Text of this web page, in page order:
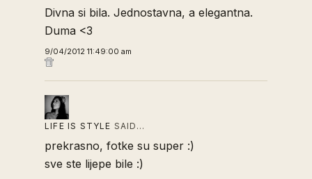
Divna si bila. Jednostavna, a elegantna.
Duma <3
9/04/2012 11:49:00 am
LIFE IS STYLE SAID…
prekrasno, fotke su super :)
sve ste lijepe bile :)